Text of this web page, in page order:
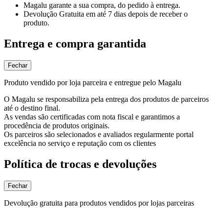
Magalu garante a sua compra, do pedido à entrega.
Devolução Gratuita em até 7 dias depois de receber o
produto.
Entrega e compra garantida
Fechar
Produto vendido por loja parceira e entregue pelo Magalu
O Magalu se responsabiliza pela entrega dos produtos de parceiros
até o destino final.
As vendas são certificadas com nota fiscal e garantimos a
procedência de produtos originais.
Os parceiros são selecionados e avaliados regularmente portal
excelência no serviço e reputação com os clientes
Política de trocas e devoluções
Fechar
Devolução gratuita para produtos vendidos por lojas parceiras